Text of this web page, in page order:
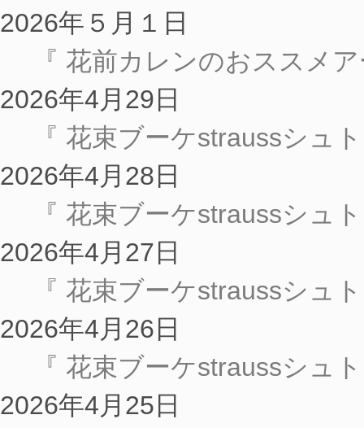
2026年５月１日
『 花前カレンのおススメ
2026年4月29日
『 花束ブーケstraussシュ
2026年4月28日
『 花束ブーケstraussシュ
2026年4月27日
『 花束ブーケstraussシュ
2026年4月26日
『 花束ブーケstraussシュ
2026年4月25日